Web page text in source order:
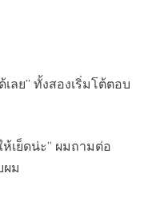
ลย” ทั้งสองเริ่มโต้ตอบ
เย็ดน่ะ” ผมถามต่อ
ผม